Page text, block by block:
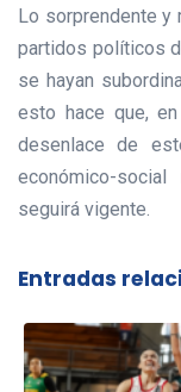
Lo sorprendente y
partidos políticos
se hayan
esto hace que,
desenlace de
económico-
seguirá vigente.
Entradas